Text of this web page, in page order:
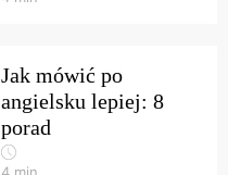
Jak mówić po
angielsku lepiej: 8
porad